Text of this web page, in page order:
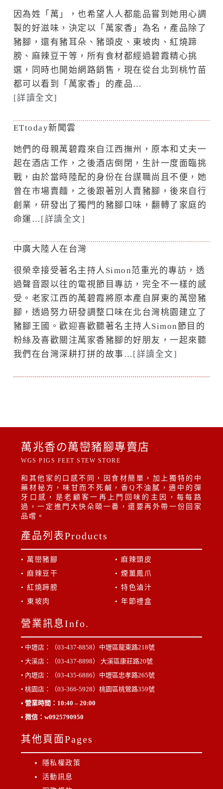
因為姓「萬」，也希望人人都能品嘗到她用心調
製的好滋味，決定以「萬家香」為名，產品除了
豬腳，還有豬耳朵、豬頭皮、東坡肉、紅燒蹄
膀、麻辣豆干等，所有食材都經過碧霞精心挑
選，同時也開始網路銷售，現在從台北到桃竹苗
都可以看到「萬家香」的產品…
[詳讀全文]
ETtoday新聞雲
她們的母親萬碧霞來自江西撫州，原本和丈夫一
起在酒店工作，之後酒店倒閉，生計一度面臨挑
戰，由於當時陸配的身份在台謀職尚且不便，她
曾在市場賣麵，之後跟著別人賣豬腳，後來自行
創業，研發出了獨門的豬腳口味，翻轉了家庭的
命運… [詳讀全文]
中廣大陸人在台灣
很榮幸接受著名主持人Simon范重光的專訪，透
過聲音跟以往的電視節目專訪，完全不一樣的感
受。老家江西的萬碧霞將原本產自屏東的萬巒豬
腳，透過努力研發調整口味在北台灣桃園建立了
豬腳王國。歡迎喜歡聽著名主持人Simon節目的
粉絲及喜歡關注萬家香豬腳的好朋友，一起來聽
我們在台灣深耕打拼的故事… [詳讀全文]
萬兆香の萬巒豬腳專賣店
WGS PIGS FEET STEW STORE
和其他家的口感不同，因食材簡單，加上獨特的中
藥材秘方，味甘而不死鹹，香Q不油膩，適中的彈
牙口感，是老顧客一再上門回味的主因，每每路
過，一定進門大快朵頤一番，還要再外帶一份回家
品嚐。
產品列表Products
• 萬巒豬腳
• 麻辣豆干
• 紅燒蹄膀
• 東坡肉
• 麻辣頭皮
• 煙薰鳳爪
• 特色滷汁
• 年節禮盒
營業訊息Info.
• 中壢店：（03-437-8858） 中壢區龍東路218號
• 大溪店：（03-437-8898）大溪區康莊路20號
• 內壢店：（03-435-6886） 中壢區忠孝路265號
• 桃園店：（03-366-5928）桃園區桃鶯路359號
• 營業時間：10:40 – 20:00
•微信 ：w0925790950
其他頁面Pages
隱私權政策
活動訊息